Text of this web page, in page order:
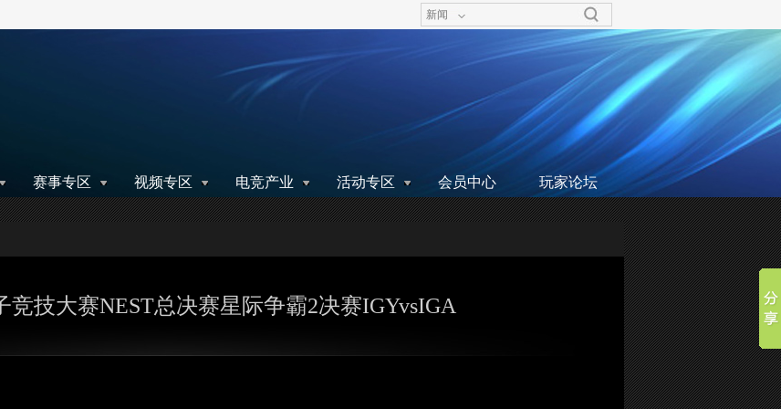
新闻
赛事专区 视频专区 电竞产业 活动专区 会员中心 玩家论坛
竞技大赛NEST总决赛星际争霸2决赛IGYvsIGA